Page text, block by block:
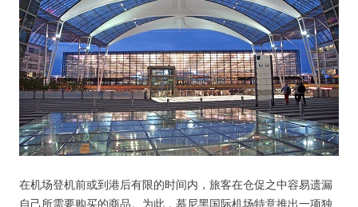
在机场登机前或到港后有限的时间内，旅客在仓促之中容易遗漏
自己所需要购买的商品。为此，慕尼黑国际机场特意推出一项独